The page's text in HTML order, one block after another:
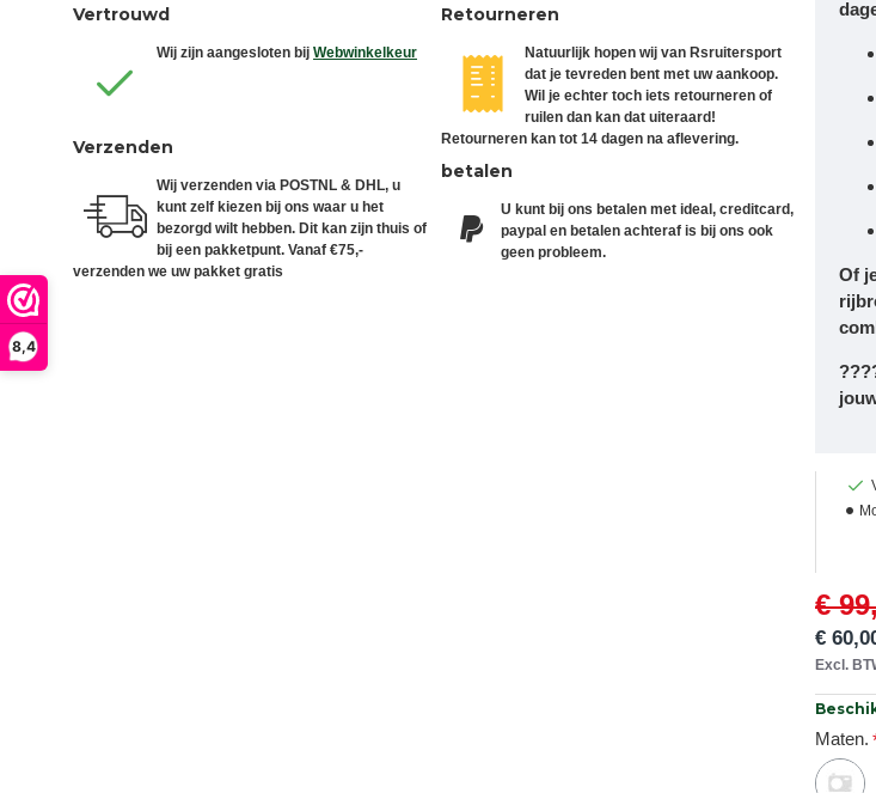
8,4
Vertrouwd
Wij zijn aangesloten bij Webwinkelkeur
Verzenden
Wij verzenden via POSTNL & DHL, u
kunt zelf kiezen bij ons waar u het
bezorgd wilt hebben. Dit kan zijn thuis of
bij een pakketpunt. Vanaf €75,-
verzenden we uw pakket gratis
Retourneren
Natuurlijk hopen wij van Rsruitersport
dat je tevreden bent met uw aankoop.
Wil je echter toch iets retourneren of
ruilen dan kan dat uiteraard!
Retourneren kan tot 14 dagen na aflevering.
betalen
U kunt bij ons betalen met ideal, creditcard,
paypal en betalen achteraf is bij ons ook
geen probleem.
Of
€
€
Excl.
Maten.